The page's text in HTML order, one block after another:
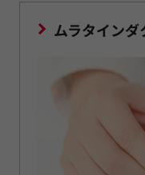
ムラタインダ